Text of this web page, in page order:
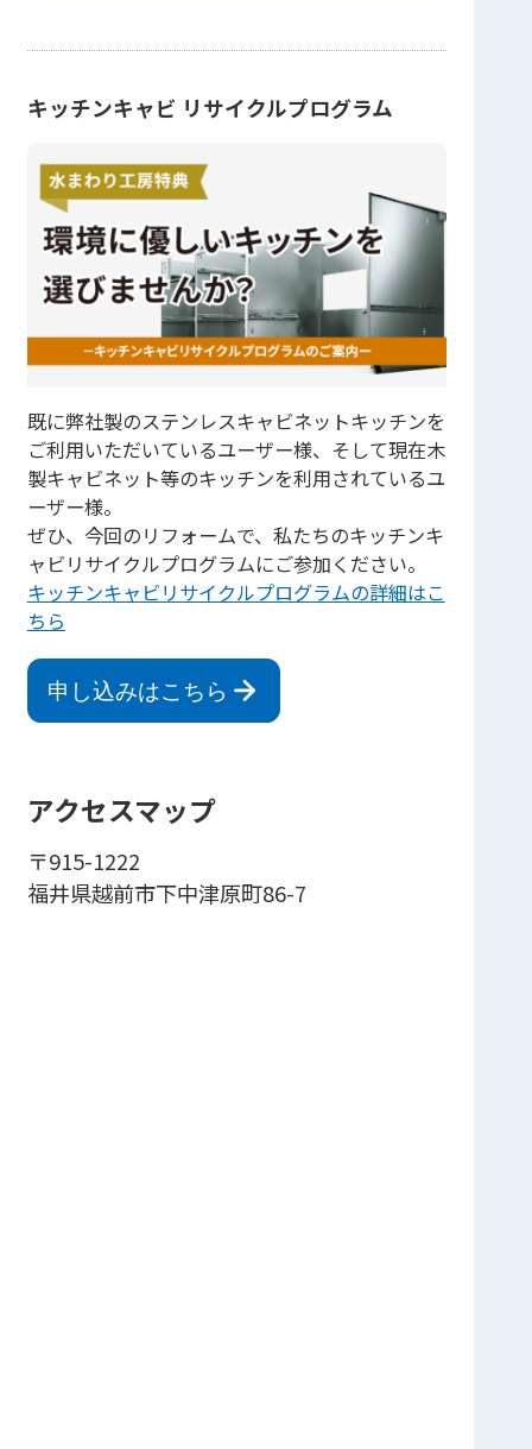
キッチンキャビ リサイクルプログラム
既に弊社製のステンレスキャビネットキッチンを
ご利用いただいているユーザー様、そして現在木
製キャビネット等のキッチンを利用されているユ
ーザー様。
ぜひ、今回のリフォームで、私たちのキッチンキ
ャビリサイクルプログラムにご参加ください。
キッチンキャビリサイクルプログラムの詳細はこ
ちら
申し込みはこちら
アクセスマップ
〒915-1222
福井県越前市下中津原町86-7